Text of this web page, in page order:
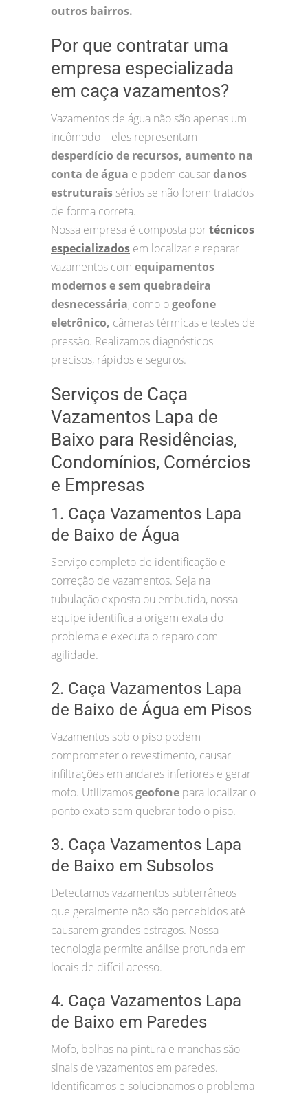
outros bairros.
Por que contratar uma
empresa especializada
em caça vazamentos?
Vazamentos de água não são apenas um
incômodo – eles representam
desperdício de recursos, aumento na
conta de água e podem causardanos
estruturais sérios se não forem tratados
de forma correta.
Nossa empresa é composta portécnicos
especializados em localizar e reparar
vazamentos com equipamentos
modernos e sem quebradeira
desnecessária, como ogeofone
eletrônico, câmeras térmicas e testes de
pressão. Realizamos diagnósticos
precisos, rápidos e seguros.
Serviços de Caça
Vazamentos Lapa de
Baixo para Residências,
Condomínios, Comércios
e Empresas
1. Caça Vazamentos Lapa
de Baixo de Água
Serviço completo de identificação e
correção de vazamentos. Seja na
tubulação exposta ou embutida, nossa
equipe identifica a origem exata do
problema e executa o reparo com
agilidade.
2. Caça Vazamentos Lapa
de Baixo de Água em Pisos
Vazamentos sob o piso podem
comprometer o revestimento, causar
infiltrações em andares inferiores e gerar
mofo. Utilizamosgeofone para localizar o
ponto exato sem quebrar todo o piso.
3. Caça Vazamentos Lapa
de Baixo em Subsolos
Detectamos vazamentos subterrâneos
que geralmente não são percebidos até
causarem grandes estragos. Nossa
tecnologia permite análise profunda em
locais de difícil acesso.
4. Caça Vazamentos Lapa
de Baixo em Paredes
Mofo, bolhas na pintura e manchas são
sinais de vazamentos em paredes.
Identificamos e solucionamos o problema